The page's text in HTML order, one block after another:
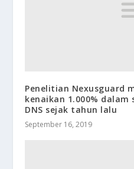
Penelitian Nexusguard
kenaikan 1.000%
DNS sejak tahun lalu
September 16, 2019